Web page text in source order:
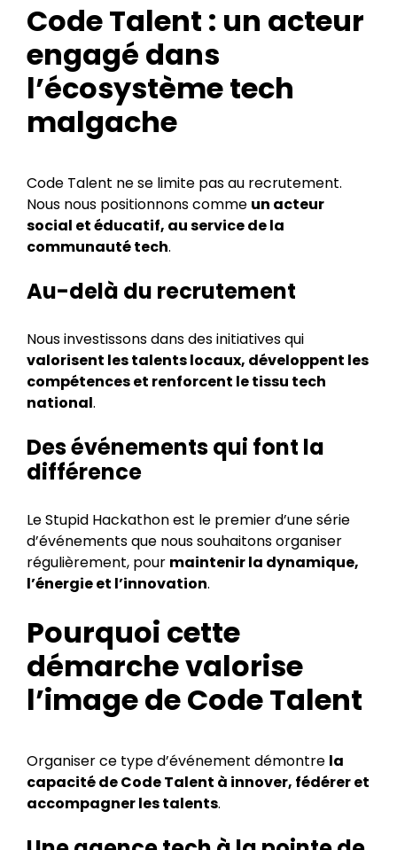
Code Talent : un acteur
engagé dans
l’écosystème tech
malgache
Code Talent ne se limite pas au recrutement.
Nous nous positionnons comme un acteur
social et éducatif, au service de la
communauté tech.
Au-delà du recrutement
Nous investissons dans des initiatives qui
valorisent les talents locaux, développent les
compétences et renforcent le tissu tech
national.
Des événements qui font la
différence
Le Stupid Hackathon est le premier d’une série
d’événements que nous souhaitons organiser
régulièrement, pour maintenir la dynamique,
l’énergie et l’innovation.
Pourquoi cette
démarche valorise
l’image de Code Talent
Organiser ce type d’événement démontre la
capacité de Code Talent à innover, fédérer et
accompagner les talents.